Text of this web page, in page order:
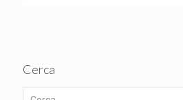
Cerca